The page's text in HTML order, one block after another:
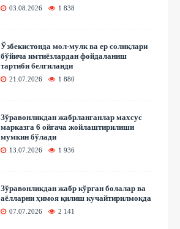
03.08.2026 1 838
Ўзбекистонда мол-мулк ва ер солиқлари
бўйича имтиёзлардан фойдаланиш
тартиби белгиланди
21.07.2026 1 880
Зўравонликдан жабрланганлар махсус
марказга 6 ойгача жойлаштирилиши
мумкин бўлади
13.07.2026 1 936
Зўравонликдан жабр кўрган болалар ва
аёлларни ҳимоя қилиш кучайтирилмоқда
07.07.2026 2 141